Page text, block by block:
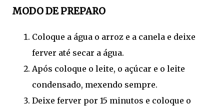
MODO DE PREPARO
Coloque a água o arroz e a canela e deixe
ferver até secar a água.
Após coloque o leite, o açúcar e o leite
condensado, mexendo sempre.
Deixe ferver por 15 minutos e coloque o